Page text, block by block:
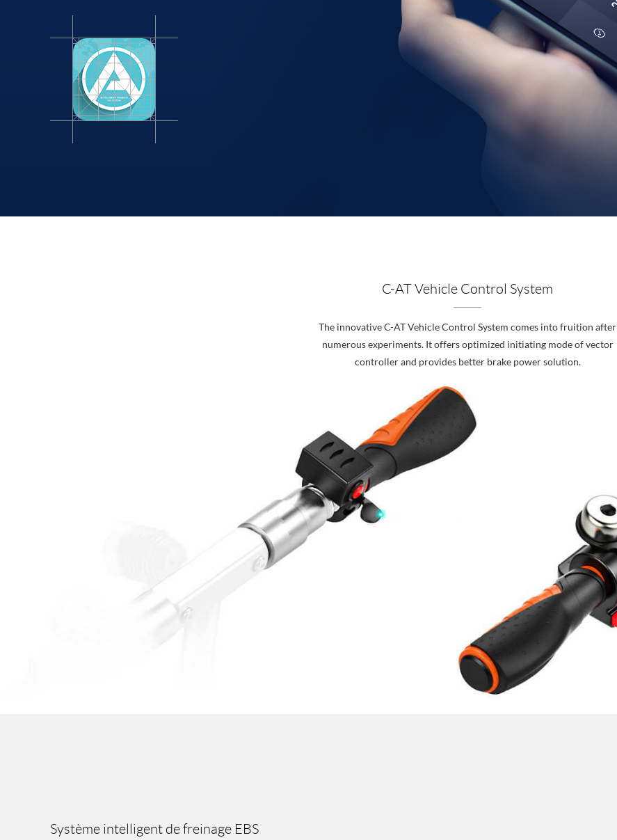
C-AT Vehicle Control System
The innovative C-AT Vehicle Control System comes into fruition after
numerous experiments. It offers optimized initiating mode of vector
controller and provides better brake power solution.
Système intelligent de freinage EBS